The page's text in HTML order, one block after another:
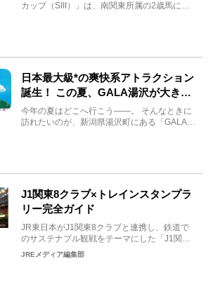
カップ（SIII）」は、南関東所属の2歳馬によ
日本最大級*の爽快系アトラクション
誕生！ この夏、GALA湯沢が大きく
生まれ変わる
今年の夏はどこへ行こう――。 そんなときに
訪れたいのが、新潟県湯沢町にある「GALA湯
J1関東8クラブ×トレインスタンプラ
リー完全ガイド
JR東日本がJ1関東8クラブと連携し、鉄道で
のサステナブル観戦をテーマにした「J1関東8
クラブ×トレイン...
JREメディア編集部